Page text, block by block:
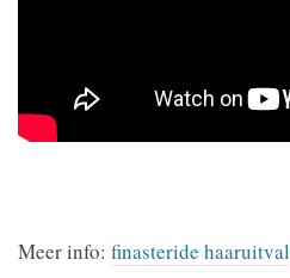
Meer info: finasteride haaruitval